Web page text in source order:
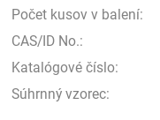
Počet kusov v balení:
CAS/ID No.:
Katalógové číslo:
Súhrnný vzorec: